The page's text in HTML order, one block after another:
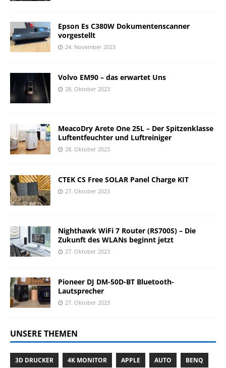
Epson Es C380W Dokumentenscanner
vorgestellt
24. November 2023
Volvo EM90 – das erwartet Uns
28. Oktober 2023
MeacoDry Arete One 25L – Der Spitzenklasse
Luftentfeuchter und Luftreiniger
28. Oktober 2023
CTEK CS Free SOLAR Panel Charge KIT
27. Oktober 2023
Nighthawk WiFi 7 Router (RS700S) – Die
Zukunft des WLANs beginnt jetzt
27. Oktober 2023
Pioneer DJ DM-50D-BT Bluetooth-
Lautsprecher
27. Oktober 2023
UNSERE THEMEN
3D DRUCKER 4K MONITOR APPLE AUTO BENQ